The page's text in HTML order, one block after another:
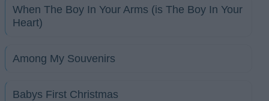
When The Boy In Your Arms (is The Boy In Your
Heart)
Among My Souvenirs
Babys First Christmas